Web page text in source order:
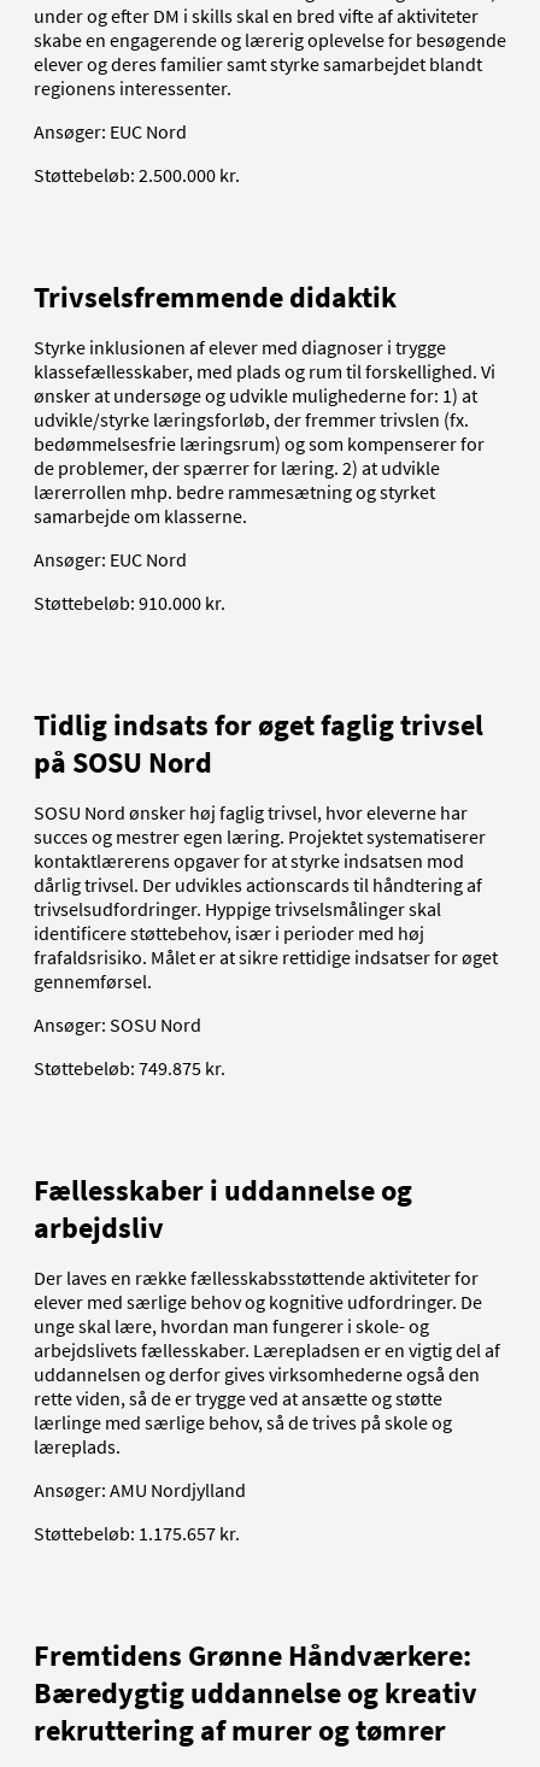
under og efter DM i skills skal en bred vifte af aktiviteter
skabe en engagerende og lærerig oplevelse for besøgende
elever og deres familier samt styrke samarbejdet blandt
regionens interessenter.
Ansøger: EUC Nord
Støttebeløb: 2.500.000 kr.
Trivselsfremmende didaktik
Styrke inklusionen af elever med diagnoser i trygge
klassefællesskaber, med plads og rum til forskellighed. Vi
ønsker at undersøge og udvikle mulighederne for: 1) at
udvikle/styrke læringsforløb, der fremmer trivslen (fx.
bedømmelsesfrie læringsrum) og som kompenserer for
de problemer, der spærrer for læring. 2) at udvikle
lærerrollen mhp. bedre rammesætning og styrket
samarbejde om klasserne.
Ansøger: EUC Nord
Støttebeløb: 910.000 kr.
Tidlig indsats for øget faglig trivsel
på SOSU Nord
SOSU Nord ønsker høj faglig trivsel, hvor eleverne har
succes og mestrer egen læring. Projektet systematiserer
kontaktlærerens opgaver for at styrke indsatsen mod
dårlig trivsel. Der udvikles actionscards til håndtering af
trivselsudfordringer. Hyppige trivselsmålinger skal
identificere støttebehov, især i perioder med høj
frafaldsrisiko. Målet er at sikre rettidige indsatser for øget
gennemførsel.
Ansøger: SOSU Nord
Støttebeløb: 749.875 kr.
Fællesskaber i uddannelse og
arbejdsliv
Der laves en række fællesskabsstøttende aktiviteter for
elever med særlige behov og kognitive udfordringer. De
unge skal lære, hvordan man fungerer i skole- og
arbejdslivets fællesskaber. Lærepladsen er en vigtig del af
uddannelsen og derfor gives virksomhederne også den
rette viden, så de er trygge ved at ansætte og støtte
lærlinge med særlige behov, så de trives på skole og
læreplads.
Ansøger: AMU Nordjylland
Støttebeløb: 1.175.657 kr.
Fremtidens Grønne Håndværkere:
Bæredygtig uddannelse og kreativ
rekruttering af murer og tømrer